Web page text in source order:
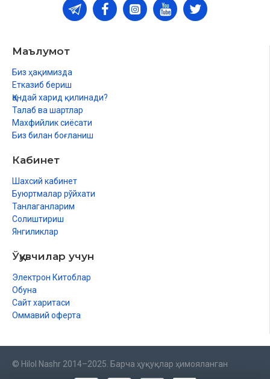
Маълумот
Биз ҳақимизда
Етказиб бериш
Қандай харид қилинади?
Талаб ва шартлар
Махфийлик сиёсати
Биз билан боғланиш
Кабинет
Шахсий кабинет
Буюртмалар рўйхати
Танлаганларим
Солиштириш
Янгиликлар
Ўқувчилар учун
Электрон Китоблар
Обуна
Сайт харитаси
Оммавий оферта
© Hilol Nashr 2014–2025. Барча ҳуқуқлар ҳимояланган